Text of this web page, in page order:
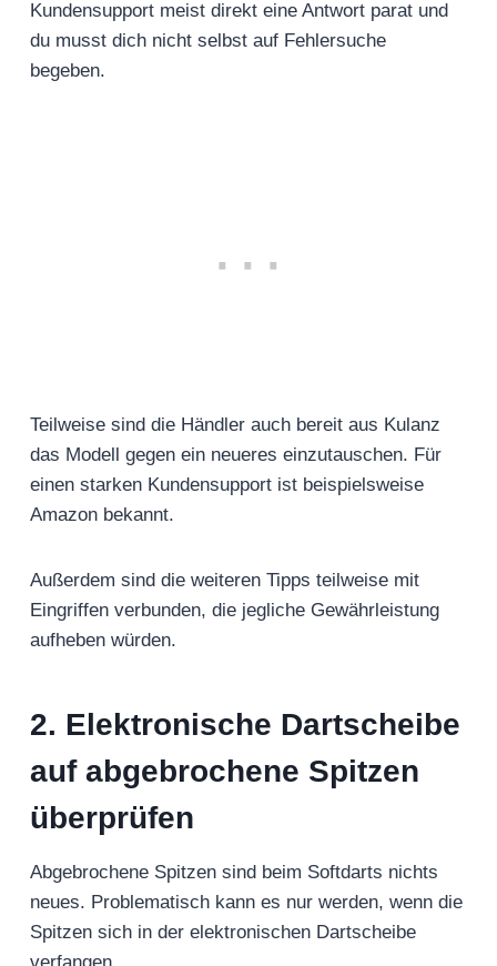
Kundensupport meist direkt eine Antwort parat und
du musst dich nicht selbst auf Fehlersuche
begeben.
Teilweise sind die Händler auch bereit aus Kulanz
das Modell gegen ein neueres einzutauschen. Für
einen starken Kundensupport ist beispielsweise
Amazon bekannt.
Außerdem sind die weiteren Tipps teilweise mit
Eingriffen verbunden, die jegliche Gewährleistung
aufheben würden.
2. Elektronische Dartscheibe
auf abgebrochene Spitzen
überprüfen
Abgebrochene Spitzen sind beim Softdarts nichts
neues. Problematisch kann es nur werden, wenn die
Spitzen sich in der elektronischen Dartscheibe